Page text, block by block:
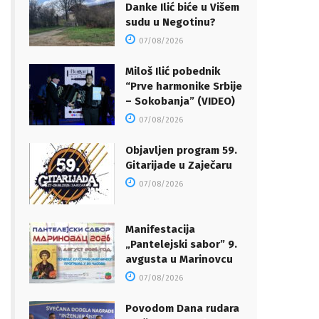
Danke Ilić biće u Višem
sudu u Negotinu?
07/08/2026
Miloš Ilić pobednik
“Prve harmonike Srbije
– Sokobanja” (VIDEO)
07/08/2026
Objavljen program 59.
Gitarijade u Zaječaru
07/08/2026
Manifestacija
„Pantelejski sabor” 9.
avgusta u Marinovcu
07/08/2026
Povodom Dana rudara